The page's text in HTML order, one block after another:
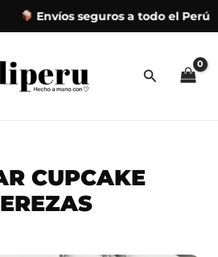
Envíos seguros a todo el Perú
CUPCAKE